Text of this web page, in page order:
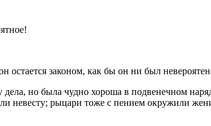
остается законом, как бы он ни был
но была чудно хороша в подвенечном
рыцари тоже с пением окружили